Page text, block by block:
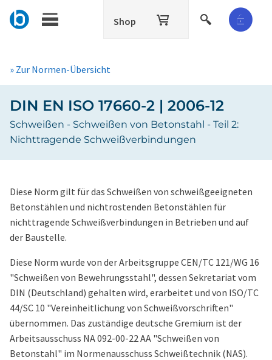
Shop
» Zur Normen-Übersicht
DIN EN ISO 17660-2 | 2006-12
Schweißen - Schweißen von Betonstahl - Teil 2:
Nichttragende Schweißverbindungen
Diese Norm gilt für das Schweißen von schweißgeeigneten
Betonstählen und nichtrostenden Betonstählen für
nichttragende Schweißverbindungen in Betrieben und auf
der Baustelle.
Diese Norm wurde von der Arbeitsgruppe CEN/TC 121/WG 16
"Schweißen von Bewehrungsstahl", dessen Sekretariat vom
DIN (Deutschland) gehalten wird, erarbeitet und von ISO/TC
44/SC 10 "Vereinheitlichung von Schweißvorschriften"
übernommen. Das zuständige deutsche Gremium ist der
Arbeitsausschuss NA 092-00-22 AA "Schweißen von
Betonstahl" im Normenausschuss Schweißtechnik (NAS).